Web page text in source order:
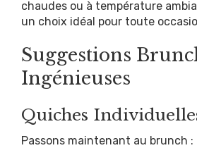
chaudes ou à température
un choix idéal pour toute
Suggestions
Ingénieuses
Quiches
Passons maintenant au brunch :